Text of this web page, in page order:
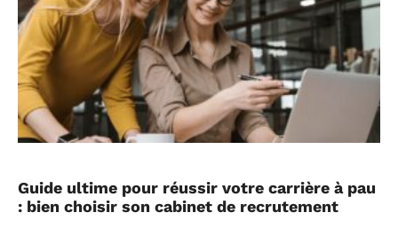
Guide ultime pour réussir votre carrière à pau
: bien choisir son cabinet de recrutement